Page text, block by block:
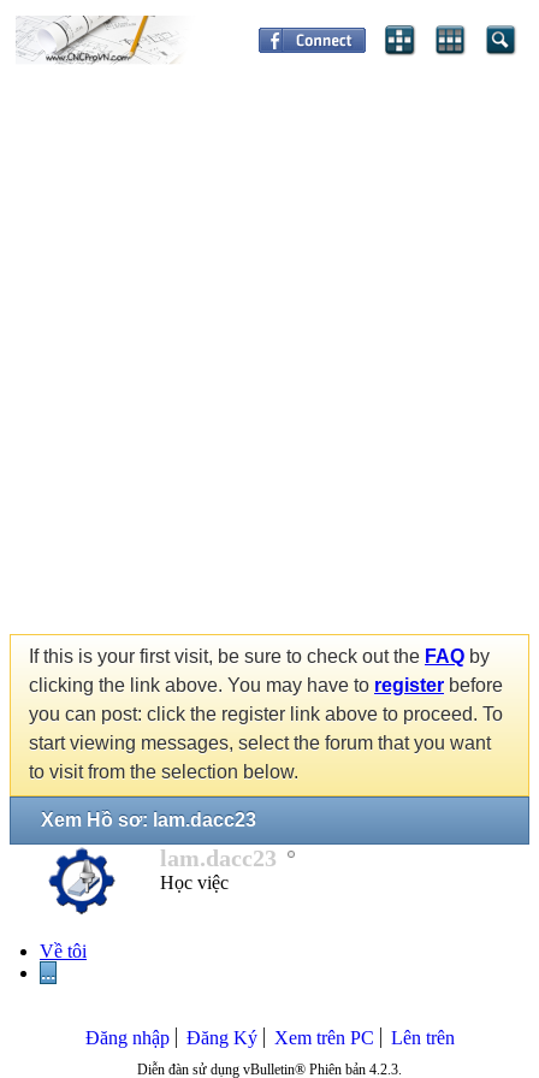
If this is your first visit, be sure to check out the FAQ by
clicking the link above. You may have to register before
you can post: click the register link above to proceed. To
start viewing messages, select the forum that you want
to visit from the selection below.
Xem Hồ sơ: lam.dacc23
lam.dacc23
Học việc
Về tôi
...
Đăng nhập Đăng Ký Xem trên PC Lên trên
Diễn đàn sử dụng vBulletin® Phiên bản 4.2.3.